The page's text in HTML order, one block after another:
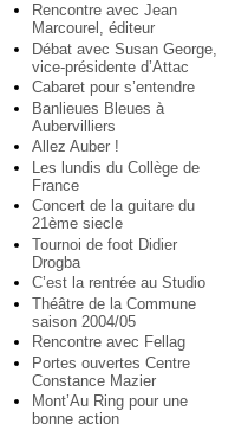
Rencontre avec Jean
Marcourel, éditeur
Débat avec Susan George,
vice-présidente d’Attac
Cabaret pour s’entendre
Banlieues Bleues à
Aubervilliers
Allez Auber !
Les lundis du Collège de
France
Concert de la guitare du
21ème siecle
Tournoi de foot Didier
Drogba
C’est la rentrée au Studio
Théâtre de la Commune
saison 2004/05
Rencontre avec Fellag
Portes ouvertes Centre
Constance Mazier
Mont’Au Ring pour une
bonne action